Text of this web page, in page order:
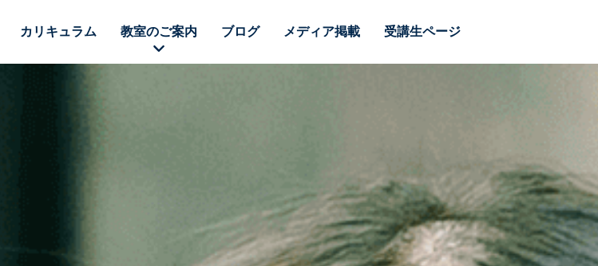
カリキュラム 教室のご案内 ブログ メディア掲載 受講生ページ